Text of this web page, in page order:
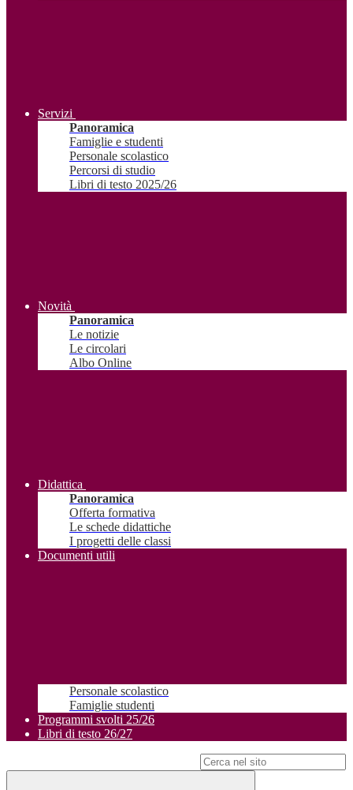
Servizi
Panoramica
Famiglie e studenti
Personale scolastico
Percorsi di studio
Libri di testo 2025/26
Novità
Panoramica
Le notizie
Le circolari
Albo Online
Didattica
Panoramica
Offerta formativa
Le schede didattiche
I progetti delle classi
Documenti utili
Personale scolastico
Famiglie studenti
Programmi svolti 25/26
Libri di testo 26/27